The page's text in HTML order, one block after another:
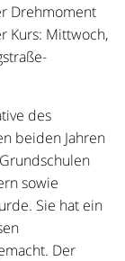
Drehmoment
Kurs: Mittwoch,
des
beiden Jahren
sowie
Sie hat ein
Der